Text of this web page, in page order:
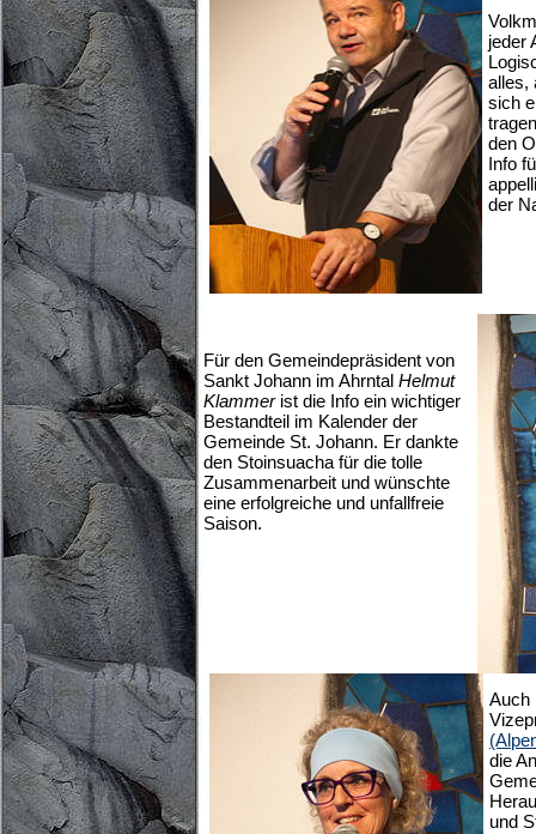
jeder
alles,
sich
den
Info
der
Für den Gemeindepräsident von
Sankt Johann im Ahrntal Helmut
Klammerist die Info ein wichtiger
Bestandteil im Kalender der
Gemeinde St. Johann. Er dankte
den Stoinsuacha für die tolle
Zusammenarbeit und wünschte
eine erfolgreiche und unfallfreie
Saison.
Auch
die
und